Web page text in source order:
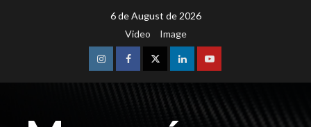
6 de August de 2026
Video
Image
InstagramFacebookTwitterLinkedinYoutube